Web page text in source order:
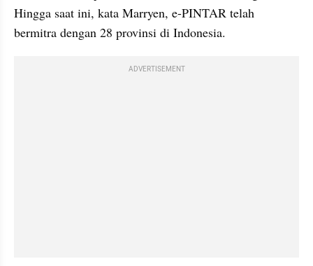
Hingga saat ini, kata Marryen, e-PINTAR telah
bermitra dengan 28 provinsi di Indonesia.
ADVERTISEMENT